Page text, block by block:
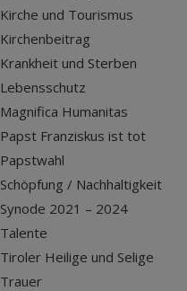
Kirche und Tourismus
Kirchenbeitrag
Krankheit und Sterben
Lebensschutz
Magnifica Humanitas
Papst Franziskus ist tot
Papstwahl
Schöpfung / Nachhaltigkeit
Synode 2021 – 2024
Talente
Tiroler Heilige und Selige
Trauer